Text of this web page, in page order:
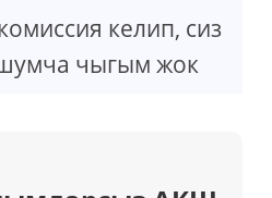
келип, сиз
чыгым жок